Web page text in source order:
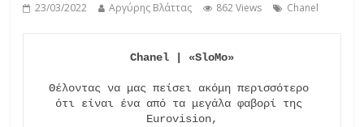
23/03/2022 Αργύρης Βλάττας 862 Views Chanel
Chanel | «SloMo»
Θέλοντας να μας πείσει ακόμη περισσότερο
ότι είναι ένα από τα μεγάλα φαβορί της
Eurovision,